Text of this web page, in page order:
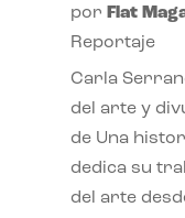
por Flat
Reportaje
Carla
del arte y
de Una
dedica su
del arte